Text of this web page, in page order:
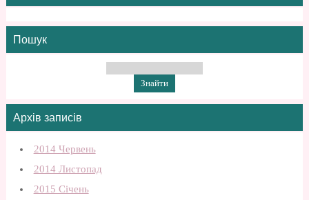
Пошук
Архів записів
2014 Червень
2014 Листопад
2015 Січень